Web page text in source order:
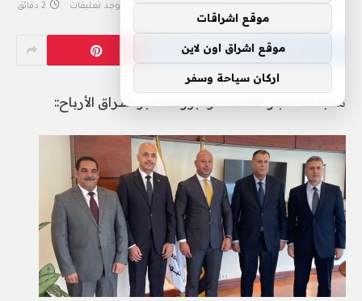
لا توجد تعليقات 2 دقائق
متابعات أخبار الاقتصاد والبورصة عبر اشراق الأرباح::
موقع اشراقات
موقع اشراق اون لاين
اركان سياحة وسفر